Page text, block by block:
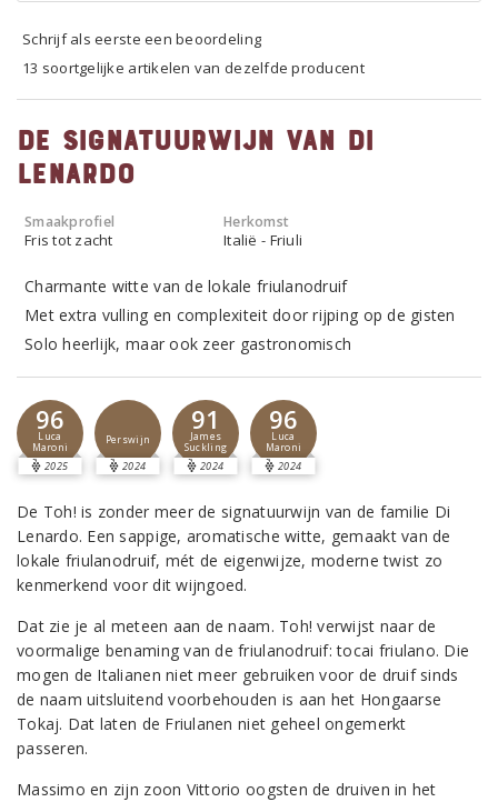
Schrijf als eerste een beoordeling
13 soortgelijke artikelen van dezelfde producent
De signatuurwijn van Di
Lenardo
Smaakprofiel
Fris tot zacht
Herkomst
Italië - Friuli
Charmante witte van de lokale friulanodruif
Met extra vulling en complexiteit door rijping op de gisten
Solo heerlijk, maar ook zeer gastronomisch
96
Luca
Maroni
2025
Perswijn
2024
91
James
Suckling
2024
96
Luca
Maroni
2024
De Toh! is zonder meer de signatuurwijn van de familie Di
Lenardo. Een sappige, aromatische witte, gemaakt van de
lokale friulanodruif, mét de eigenwijze, moderne twist zo
kenmerkend voor dit wijngoed.
Dat zie je al meteen aan de naam. Toh! verwijst naar de
voormalige benaming van de friulanodruif: tocai friulano. Die
mogen de Italianen niet meer gebruiken voor de druif sinds
de naam uitsluitend voorbehouden is aan het Hongaarse
Tokaj. Dat laten de Friulanen niet geheel ongemerkt
passeren.
Massimo en zijn zoon Vittorio oogsten de druiven in het